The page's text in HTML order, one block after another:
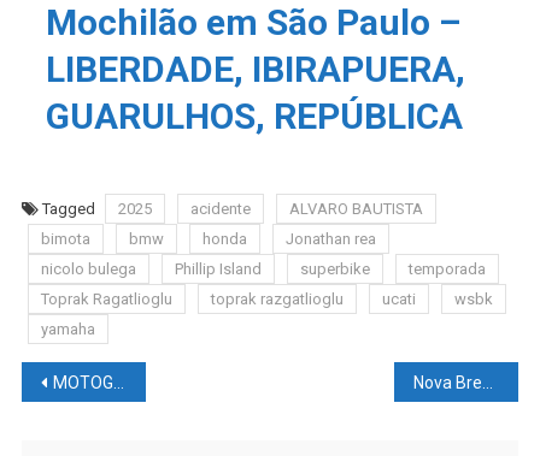
Mochilão em São Paulo –
LIBERDADE, IBIRAPUERA,
GUARULHOS, REPÚBLICA
Tagged 2025 acidente
ALVARO BAUTISTA
bimota
bmw honda
Jonathan rea
nicolo bulega
Phillip Island superbike
temporada
Toprak Ragatlioglu
toprak razgatlioglu ucati
wsbk
yamaha
Navegação
MOTOGP: Testes oficiais Tailândia – Confira os tempos finais Nova Brescia/RS – 15 lugares que vale a pena conhecer